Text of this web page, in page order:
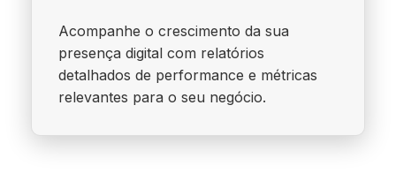
Acompanhe o crescimento da sua
presença digital com relatórios
detalhados de performance e métricas
relevantes para o seu negócio.